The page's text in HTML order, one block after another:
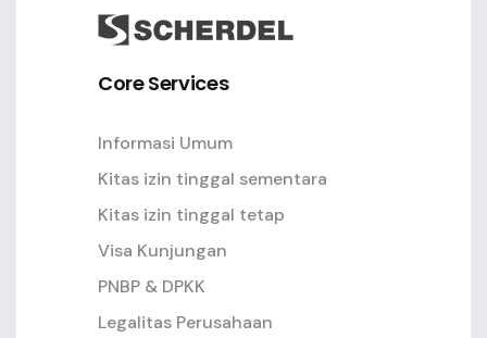
Core Services
Informasi Umum
Kitas izin tinggal sementara
Kitas izin tinggal tetap
Visa Kunjungan
PNBP & DPKK
Legalitas Perusahaan